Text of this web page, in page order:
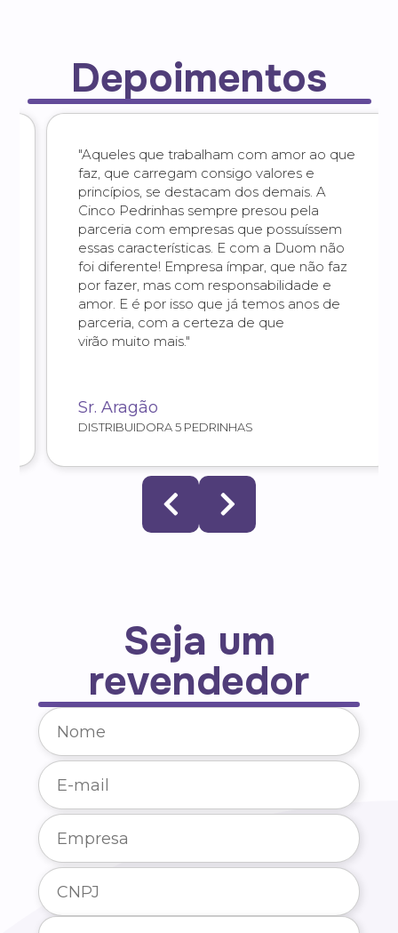
Depoimentos
"Aqueles que trabalham com amor ao que
faz, que carregam consigo valores e
princípios, se destacam dos demais. A
Cinco Pedrinhas sempre presou pela
parceria com empresas que possuíssem
essas características. E com a Duom não
foi diferente! Empresa ímpar, que não faz
por fazer, mas com responsabilidade e
amor. E é por isso que já temos anos de
parceria, com a certeza de que
virão muito mais."
Sr. Aragão
DISTRIBUIDORA 5 PEDRINHAS
Seja um
revendedor